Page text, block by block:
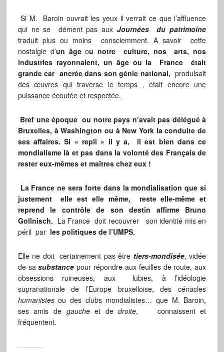
Si M. Baroin ouvrait les yeux il verrait ce que l’affluence
qui ne se dément pas aux Journées du patrimoine
traduit plus ou moins consciemment. A savoir cette
nostalgie d’un âgeou notre culture, nos arts, nos
industries rayonnaient, un âge ou la France était
grande car ancrée dans son génie national, produisait
des œuvres qui traverse le temps , était encore une
puissance écoutée et respectée.
Bref une époque ou notre pays n’avait pas délégué à
Bruxelles, à Washington ou à New York la conduite de
ses affaires. Si « repli » il y a, il est bien dans ce
mondialisme là et pas dans la volonté des Français de
rester eux-mêmes et maîtres chez eux !
La France ne sera forte dans la mondialisation que si
justement elle est elle même, reste elle-même et
reprend le contrôle de son destin affirme Bruno
Gollnisch. La France doit recouvrer son identité mis en
péril parles politiques de l’UMPS.
Elle ne doit certainement pas être tiers-mondisée, vidée
de sasubstance pour répondre aux feuilles de route, aux
obsessions ruineuses, aux lubies, à l’idéologie
supranationale de l’Europe bruxelloise, des cénacles
humanistesou des clubs mondialistes… que M. Baroin,
ses amis degaucheet dedroite, connaissent et
fréquentent.